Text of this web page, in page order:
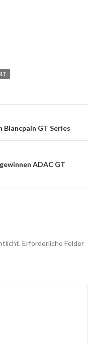
GT Series
ADAC GT
Erforderliche Felder